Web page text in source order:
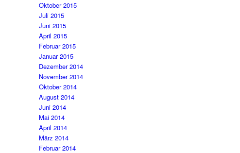
Oktober 2015
Juli 2015
Juni 2015
April 2015
Februar 2015
Januar 2015
Dezember 2014
November 2014
Oktober 2014
August 2014
Juni 2014
Mai 2014
April 2014
März 2014
Februar 2014